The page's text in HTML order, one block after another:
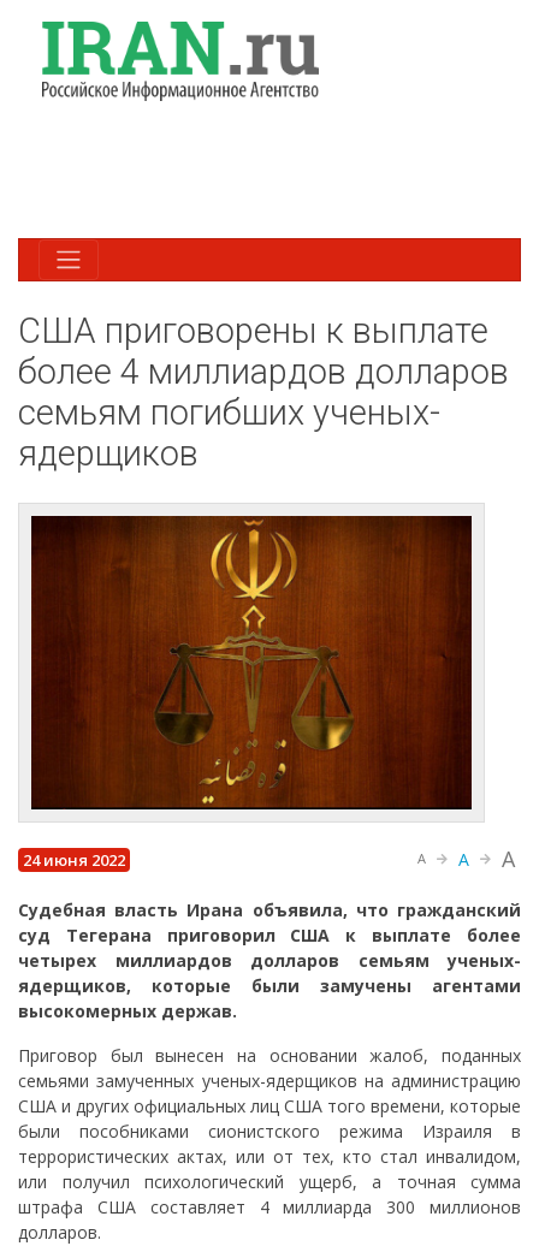
США приговорены к выплате
более 4 миллиардов долларов
семьям погибших ученых-
ядерщиков
24 июня 2022 A A A
Судебная власть Ирана объявила, что гражданский
суд Тегерана приговорил США к выплате более
четырех миллиардов долларов семьям ученых-
ядерщиков, которые были замучены агентами
высокомерных держав.
Приговор был вынесен на основании жалоб, поданных
семьями замученных ученых-ядерщиков на администрацию
США и других официальных лиц США того времени, которые
были пособниками сионистского режима Израиля в
террористических актах, или от тех, кто стал инвалидом,
или получил психологический ущерб, а точная сумма
штрафа США составляет 4 миллиарда 300 миллионов
долларов.